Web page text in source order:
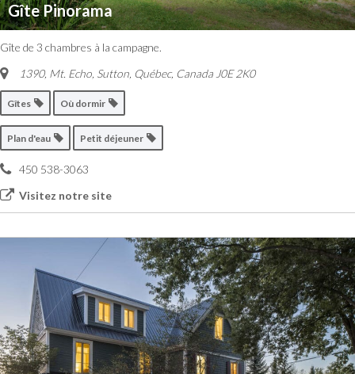
Gîte Pinorama
Gîte de 3 chambres à la campagne.
1390, Mt. Echo, Sutton, Québec, CanadaJ0E 2K0
Gîtes Où dormir
Plan d'eau Petit déjeuner
450 538-3063
Visitez notre site